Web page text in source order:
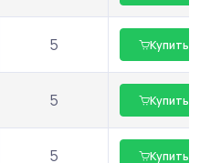
5 Купить
5 Купить
5 Купить